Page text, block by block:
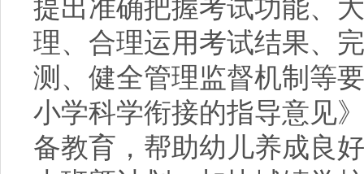
提出准确把握考试功能、
理、合理运用考试结果、
测、健全管理监督机制等
小学科学衔接的指导意见
备教育，帮助幼儿养成良